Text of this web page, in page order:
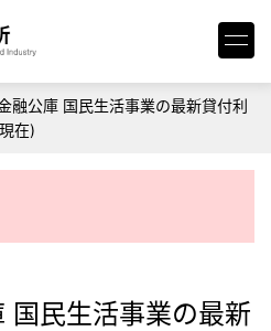
融公庫 国民生活事業の最新貸付利
在)
国民生活事業の最新